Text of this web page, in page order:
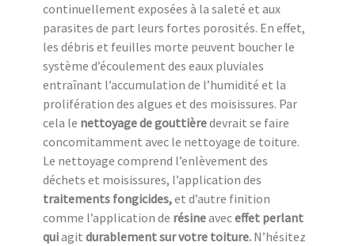
continuellement exposées à la saleté et aux
parasites de part leurs fortes porosités. En effet,
les débris et feuilles morte peuvent boucher le
système d’écoulement des eaux pluviales
entraînant l’accumulation de l’humidité et la
prolifération des algues et des moisissures. Par
cela le nettoyage de gouttièredevrait se faire
concomitamment avec le nettoyage de toiture.
Le nettoyage comprend l’enlèvement des
déchets et moisissures, l’application des
traitements fongicides,et d’autre finition
comme l’application de résineaveceffet perlant
quiagit durablement sur votre toiture. N’hésitez